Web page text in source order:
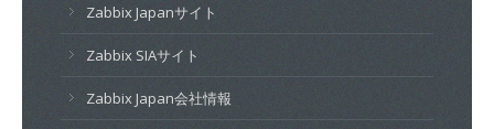
Zabbix Japanサイト
Zabbix SIAサイト
Zabbix Japan会社情報